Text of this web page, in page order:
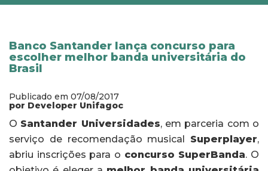
Banco Santander lança concurso para
escolher melhor banda universitária do
Brasil
Publicado em 07/08/2017
por Developer Unifagoc
O Santander Universidades, em parceria com o
serviço de recomendação musical Superplayer,
abriu inscrições para o concurso SuperBanda. O